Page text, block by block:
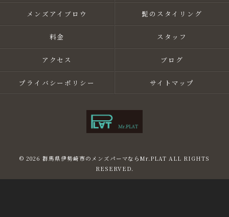
メンズアイブロウ 髭のスタイリング
料金 スタッフ
アクセス ブログ
プライバシーポリシー サイトマップ
© 2026 群馬県伊勢崎市のメンズパーマならMr.PLAT ALL RIGHTS
RESERVED.